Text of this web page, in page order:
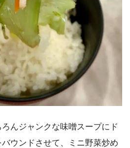
んジャンクな味噌スープにド
ウンドさせて、ミニ野菜炒め